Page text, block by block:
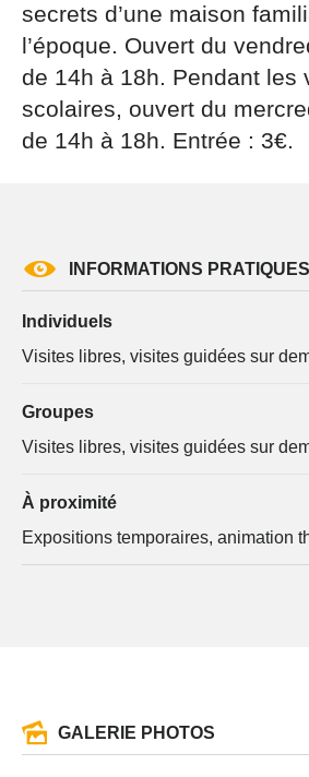
secrets d’une maison
l’époque. Ouvert du
de 14h à 18h. Pendant les
scolaires, ouvert du
de 14h à 18h. Entrée : 3€.
INFORMATIONS PRATIQUES
Individuels
Visites libres, visites guidées sur
Groupes
Visites libres, visites guidées sur
À proximité
Expositions temporaires, animation
GALERIE PHOTOS